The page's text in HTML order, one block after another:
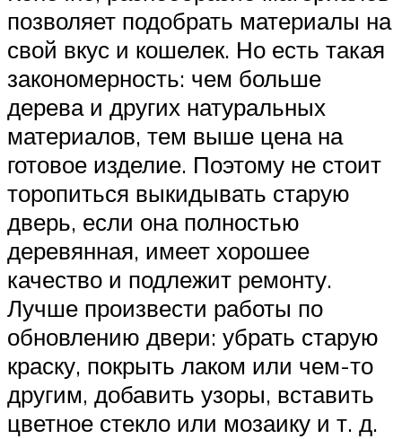
позволяет подобрать материалы на
свой вкус и кошелек. Но есть такая
закономерность: чем больше
дерева и других натуральных
материалов, тем выше цена на
готовое изделие. Поэтому не стоит
торопиться выкидывать старую
дверь, если она полностью
деревянная, имеет хорошее
качество и подлежит ремонту.
Лучше произвести работы по
обновлению двери: убрать старую
краску, покрыть лаком или чем-то
другим, добавить узоры, вставить
цветное стекло или мозаику и т. д.